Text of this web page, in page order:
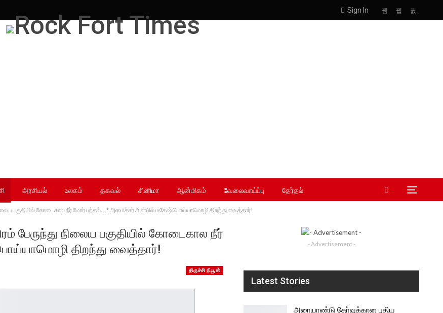
Sign In
அரசியல் உலகம் தகவல் சினிமா ஆன்மிகம் வேலைவாய்ப்பு தேர்தல்
நிலைய பகுதியில் கோடைகால நீர் மோர் பந்தல்… * அமைச்சர் அன்பில் மகேஷ் பொய்யாமொழி திறந்து வைத்தார்!
பேருந்து நிலைய பகுதியில் கோடைகால நீர்
திறந்து வைத்தார்!
திருச்சி நியூஸ்
- Advertisement -
Latest Stories
அரையாண்டு தேர்வுக்கான புதிய